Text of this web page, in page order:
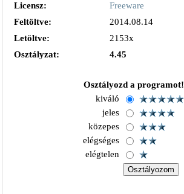
Licensz:
Freeware
Feltöltve:
2014.08.14
Letöltve:
2153x
Osztályzat:
4.45
Osztályozd a programot!
kiváló
jeles
közepes
elégséges
elégtelen